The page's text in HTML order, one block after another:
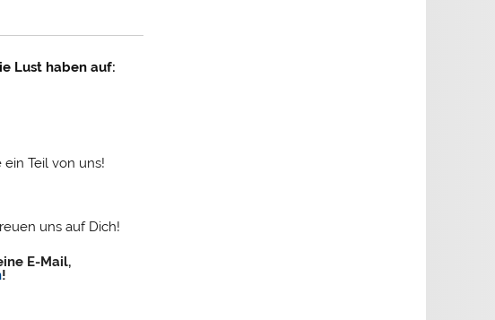
Lust haben auf:
Teil von uns!
uns auf Dich!
E-Mail,
!